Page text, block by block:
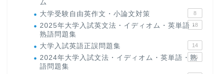
ム
大学受験自由英作文・小論文対策 8
2025年大学入試英文法・イディオム・英単語・
熟語問題集
18
大学入試英語正誤問題集 14
2024年大学入試文法・イディオム・英単語・熟
語問題集
15